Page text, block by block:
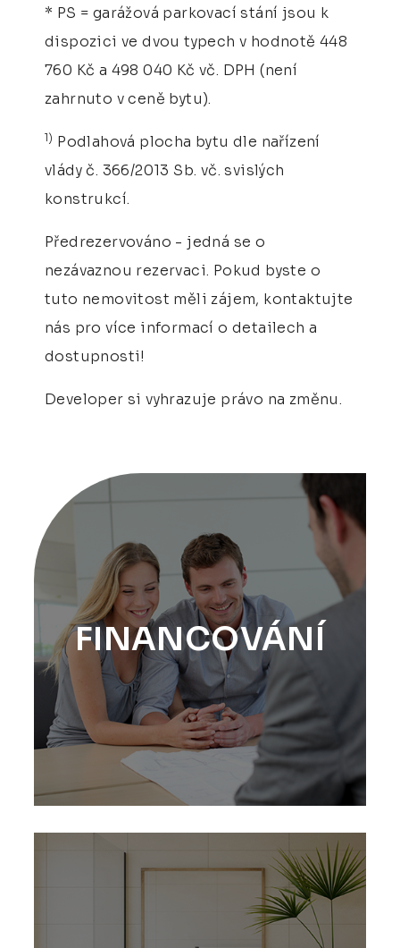
* PS = garážová parkovací stání jsou k
dispozici ve dvou typech v hodnotě 448
760 Kč a 498 040 Kč vč. DPH (není
zahrnuto v ceně bytu).
1) Podlahová plocha bytu dle nařízení
vlády č. 366/2013 Sb. vč. svislých
konstrukcí.
Předrezervováno - jedná se o
nezávaznou rezervaci. Pokud byste o
tuto nemovitost měli zájem, kontaktujte
nás pro více informací o detailech a
dostupnosti!
Developer si vyhrazuje právo na změnu.
FINANCOVÁNÍ